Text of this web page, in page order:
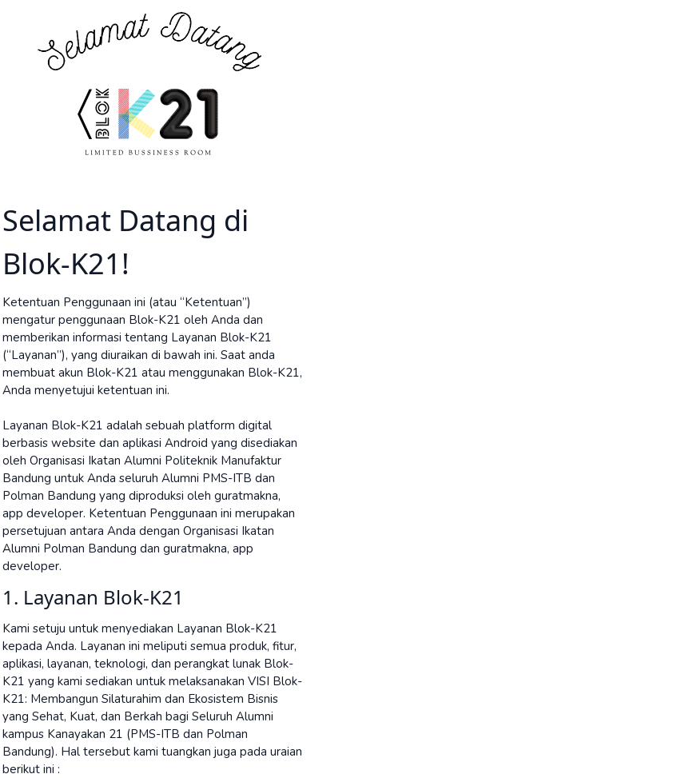
Selamat Datang di
Blok-K21!
Ketentuan Penggunaan ini (atau “Ketentuan”)
mengatur penggunaan Blok-K21 oleh Anda dan
memberikan informasi tentang Layanan Blok-K21
(“Layanan”), yang diuraikan di bawah ini. Saat anda
membuat akun Blok-K21 atau menggunakan Blok-K21,
Anda menyetujui ketentuan ini.
Layanan Blok-K21 adalah sebuah platform digital
berbasis website dan aplikasi Android yang disediakan
oleh Organisasi Ikatan Alumni Politeknik Manufaktur
Bandung untuk Anda seluruh Alumni PMS-ITB dan
Polman Bandung yang diproduksi oleh guratmakna,
app developer. Ketentuan Penggunaan ini merupakan
persetujuan antara Anda dengan Organisasi Ikatan
Alumni Polman Bandung dan guratmakna, app
developer.
1. Layanan Blok-K21
Kami setuju untuk menyediakan Layanan Blok-K21
kepada Anda. Layanan ini meliputi semua produk, fitur,
aplikasi, layanan, teknologi, dan perangkat lunak Blok-
K21 yang kami sediakan untuk melaksanakan VISI Blok-
K21: Membangun Silaturahim dan Ekosistem Bisnis
yang Sehat, Kuat, dan Berkah bagi Seluruh Alumni
kampus Kanayakan 21 (PMS-ITB dan Polman
Bandung). Hal tersebut kami tuangkan juga pada uraian
berikut ini :